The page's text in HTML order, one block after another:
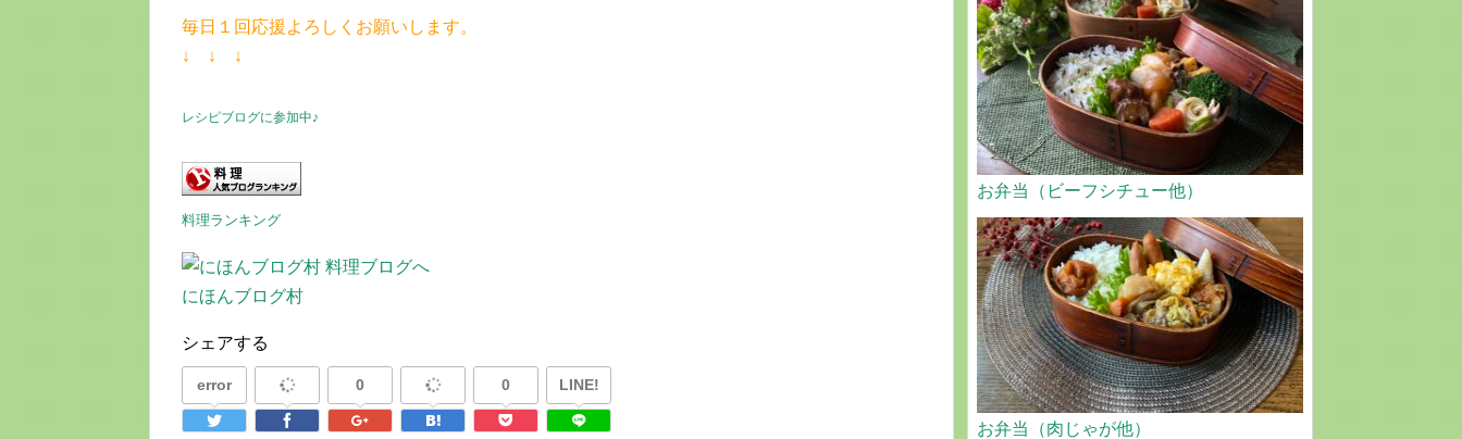
毎日１回応援よろしくお願いします。
↓ ↓ ↓
レシピブログに参加中♪
料理ランキング
にほんブログ村
シェアする
error 0 0 LINE!
お弁当（ビーフシチュー他）
お弁当（肉じゃが他）